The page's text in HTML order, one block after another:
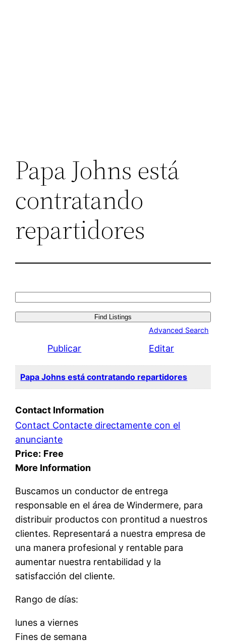
Papa Johns está
contratando
repartidores
Search
for:
Advanced Search
Publicar Editar
Papa Johns está contratando repartidores
Contact Information
Contact Contacte directamente con el
anunciante
Price: Free
More Information
Buscamos un conductor de entrega
responsable en el área de Windermere, para
distribuir productos con prontitud a nuestros
clientes. Representará a nuestra empresa de
una manera profesional y rentable para
aumentar nuestra rentabilidad y la
satisfacción del cliente.
Rango de días:
lunes a viernes
Fines de semana